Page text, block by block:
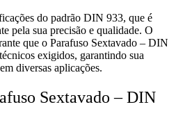
do padrão DIN 933, que é
pela sua precisão e qualidade. O
que o Parafuso Sextavado – DIN
exigidos, garantindo sua
diversas aplicações.
Sextavado – DIN